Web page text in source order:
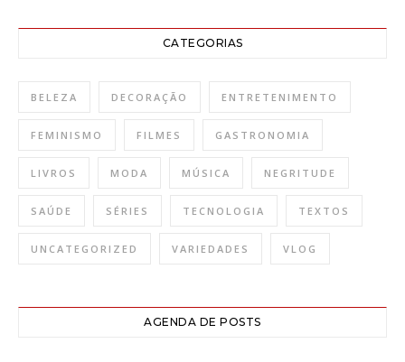
CATEGORIAS
BELEZA DECORAÇÃO ENTRETENIMENTO
FEMINISMO FILMES GASTRONOMIA
LIVROS MODA MÚSICA NEGRITUDE
SAÚDE SÉRIES TECNOLOGIA TEXTOS
UNCATEGORIZED VARIEDADES VLOG
AGENDA DE POSTS